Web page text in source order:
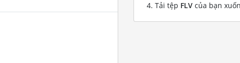
Tải tệp FLV của bạn